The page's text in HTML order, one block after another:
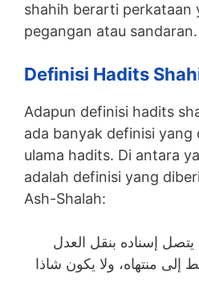
shahih berarti perkataan
pegangan atau sandaran.
Definisi Hadits
Adapun definisi hadits
ada banyak definisi yang
ulama hadits. Di antara
adalah definisi yang
Ash-Shalah:
إسناده بنقل العدل
إلى منتهاه، ولا يكون شاذا